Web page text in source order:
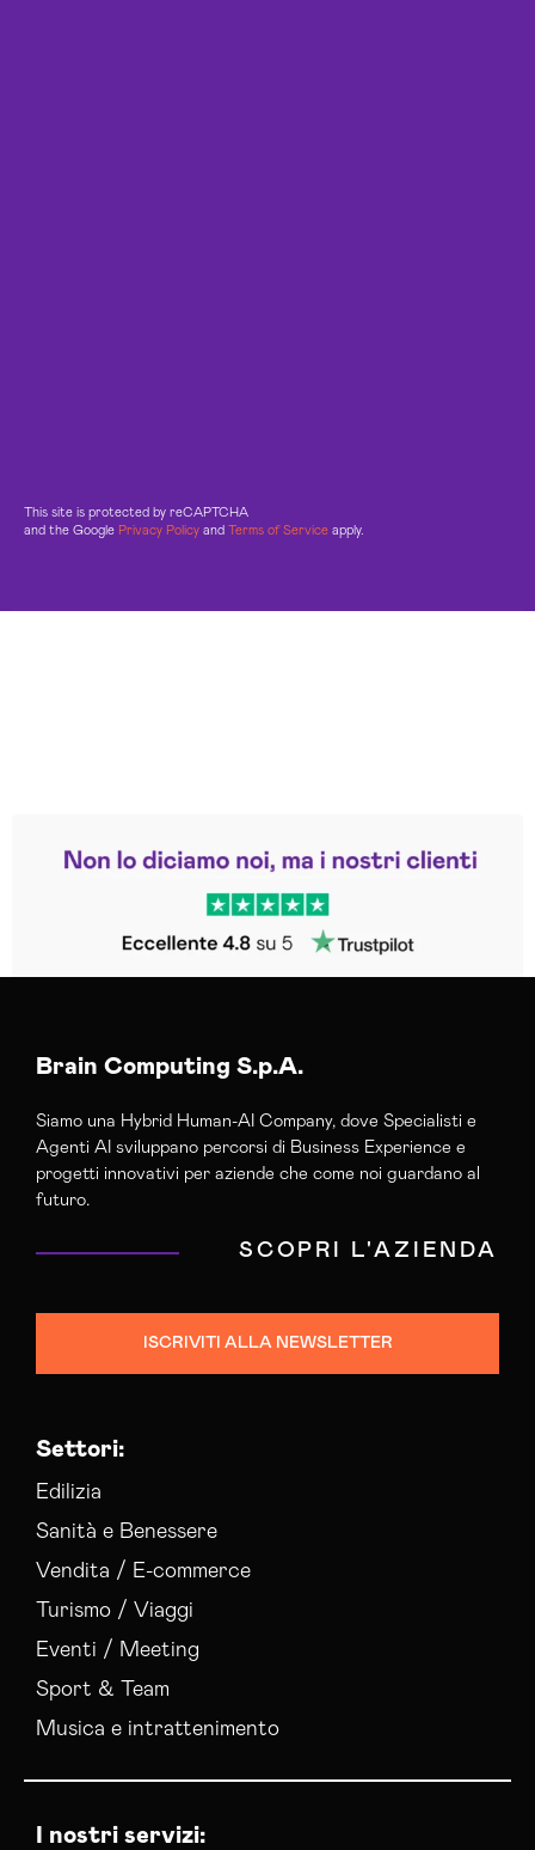
This site is protected by reCAPTCHA
and the Google Privacy Policy and Terms of Service apply.
Trustpilot
Brain Computing S.p.A.
Siamo una Hybrid Human-AI Company, dove Specialisti e
Agenti AI sviluppano percorsi di Business Experience e
progetti innovativi per aziende che come noi guardano al
futuro.
SCOPRI L'AZIENDA
ISCRIVITI ALLA NEWSLETTER
Settori:
Edilizia
Sanità e Benessere
Vendita / E-commerce
Turismo / Viaggi
Eventi / Meeting
Sport & Team
Musica e intrattenimento
I nostri servizi: